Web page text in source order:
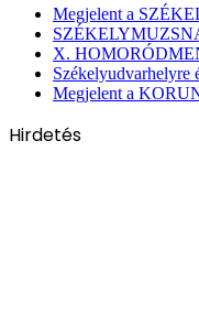
Megjelent a
X.
Megjelent a
Hirdetés